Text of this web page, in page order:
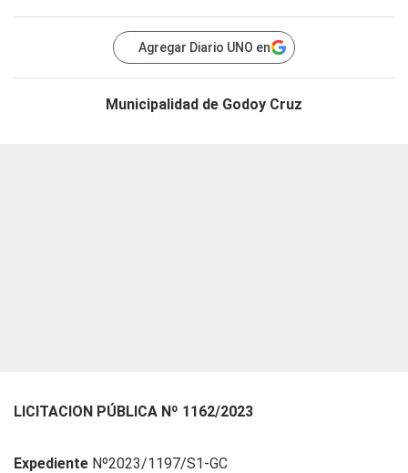
Agregar Diario UNO en
Municipalidad de Godoy Cruz
LICITACION PÚBLICA Nº 1162/2023
Expediente Nº2023/1197/S1-GC